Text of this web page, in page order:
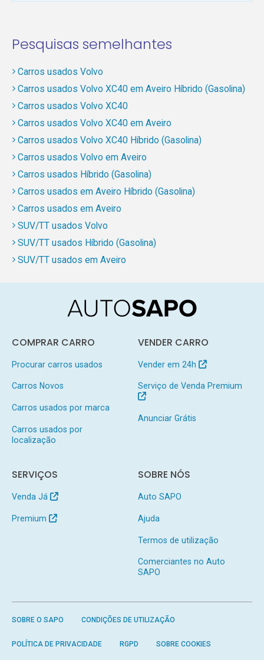
Pesquisas semelhantes
Carros usados Volvo
Carros usados Volvo XC40 em Aveiro Híbrido (Gasolina)
Carros usados Volvo XC40
Carros usados Volvo XC40 em Aveiro
Carros usados Volvo XC40 Híbrido (Gasolina)
Carros usados Volvo em Aveiro
Carros usados Híbrido (Gasolina)
Carros usados em Aveiro Híbrido (Gasolina)
Carros usados em Aveiro
SUV/TT usados Volvo
SUV/TT usados Híbrido (Gasolina)
SUV/TT usados em Aveiro
COMPRAR CARRO
Procurar carros usados
Carros Novos
Carros usados por marca
Carros usados por
localização
VENDER CARRO
Vender em 24h
Serviço de Venda Premium
Anunciar Grátis
SERVIÇOS
Venda Já
Premium
SOBRE NÓS
Auto SAPO
Ajuda
Termos de utilização
Comerciantes no Auto
SAPO
SOBRE O SAPO CONDIÇÕES DE UTILIZAÇÃO
POLÍTICA DE PRIVACIDADE RGPD SOBRE COOKIES